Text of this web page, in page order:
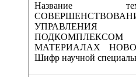
Название
УПРАВЛЕНИЯ
МАТЕРИАЛАХ
Шифр научной